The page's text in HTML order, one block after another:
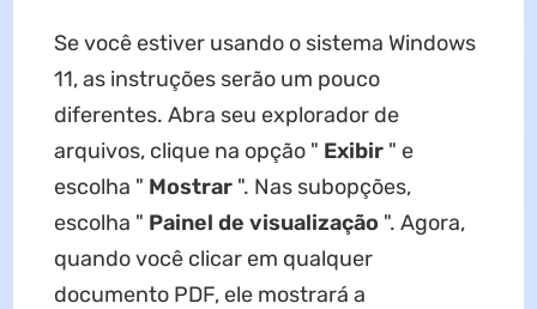
Se você estiver usando o sistema Windows
11, as instruções serão um pouco
diferentes. Abra seu explorador de
arquivos, clique na opção " Exibir" e
escolha " Mostrar". Nas subopções,
escolha " Painel de visualização ". Agora,
quando você clicar em qualquer
documento PDF, ele mostrará a